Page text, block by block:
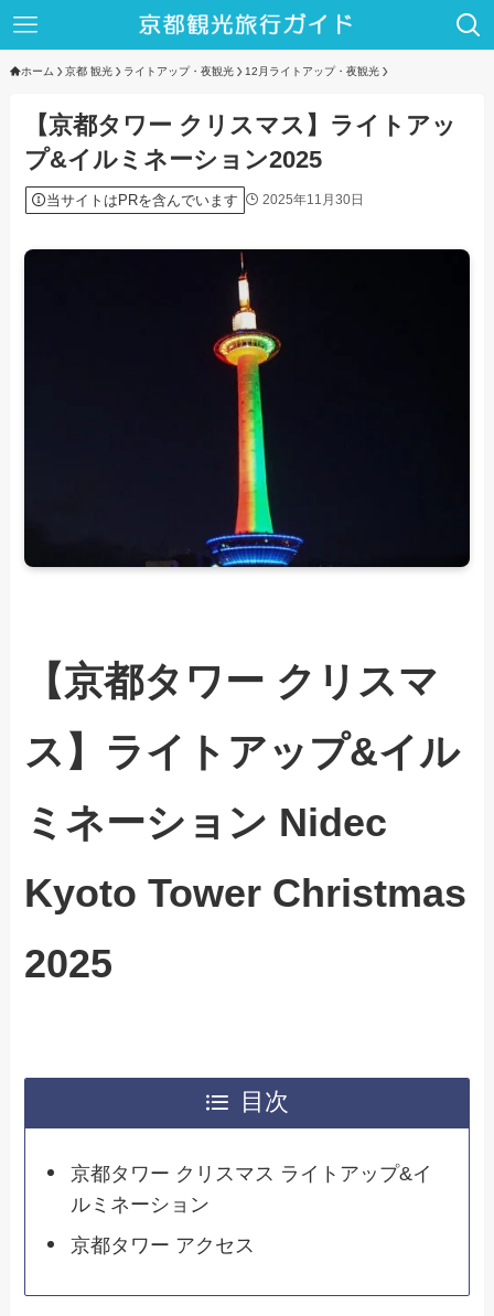
ホーム 京都 観光 ライトアップ・夜観光 12月ライトアップ・夜観光
【京都タワー クリスマス】ライトアッ
プ&イルミネーション2025
当サイトはPRを含んでいます 2025年11月30日
【京都タワー クリスマ
ス】ライトアップ&イル
ミネーション Nidec
Kyoto Tower Christmas
2025
目次
京都タワー クリスマス ライトアップ&イ
ルミネーション
京都タワー アクセス